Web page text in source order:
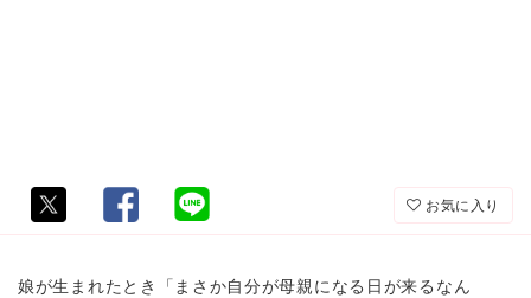
お気に入り
娘が生まれたとき「まさか自分が母親になる日が来るなん